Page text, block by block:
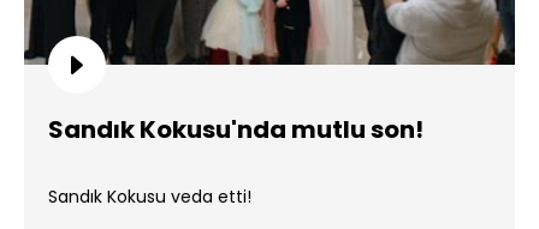
Sandık Kokusu'nda mutlu son!
Sandık Kokusu veda etti!